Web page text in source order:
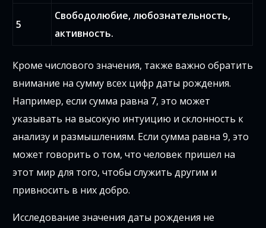
5
Свободолюбие, любознательность,
активность.
Кроме числового значения, также важно обратить
внимание на сумму всех цифр даты рождения.
Например, если сумма равна 7, это может
указывать на высокую интуицию и склонность к
анализу и размышлениям. Если сумма равна 9, это
может говорить о том, что человек пришел на
этот мир для того, чтобы служить другим и
привносить в них добро.
Исследование значения даты рождения не